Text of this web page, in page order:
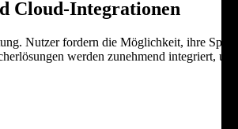
Cloud-Integrationen
Nutzer fordern die Möglichkeit, ihre
werden zunehmend integriert,